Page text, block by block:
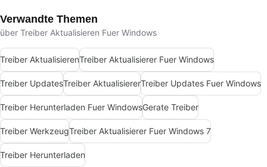
Verwandte Themen
über Treiber Aktualisieren Fuer Windows
Treiber AktualisierenTreiber Aktualisierer Fuer Windows
Treiber UpdatesTreiber AktualisiererTreiber Updates Fuer Windows
Treiber Herunterladen Fuer WindowsGerate Treiber
Treiber WerkzeugTreiber Aktualisierer Fuer Windows 7
Treiber Herunterladen